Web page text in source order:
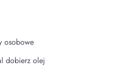
osobowe
dobierz olej